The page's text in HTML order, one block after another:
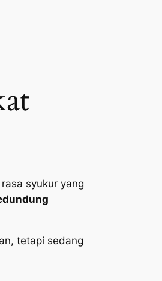
syukur yang
tetapi sedang